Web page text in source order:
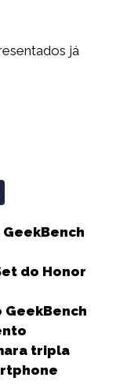
já
a
r
GeekBench
do Honor
GeekBench
tripla